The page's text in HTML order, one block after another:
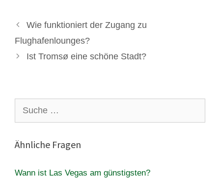
Wie funktioniert der Zugang zu
Flughafenlounges?
Ist Tromsø eine schöne Stadt?
nach:
Ähnliche Fragen
Wann ist Las Vegas am günstigsten?